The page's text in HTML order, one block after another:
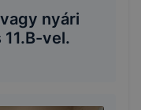
nyári
11.B-vel.